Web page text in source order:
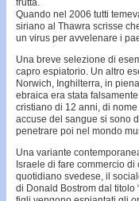
frutta.
Quando nel 2006 tutti
siriano al Thawra scrisse
un virus per avvelenare i
Una breve selezione di
capro espiatorio. Un altro
Norwich, Inghilterra, in
ebraica era stata
cristiano di 12 anni, di
accuse del sangue si sono
penetrare poi nel mondo
Una variante
Israele di fare commercio
quotidiano svedese, il
di Donald Bostrom dal titolo